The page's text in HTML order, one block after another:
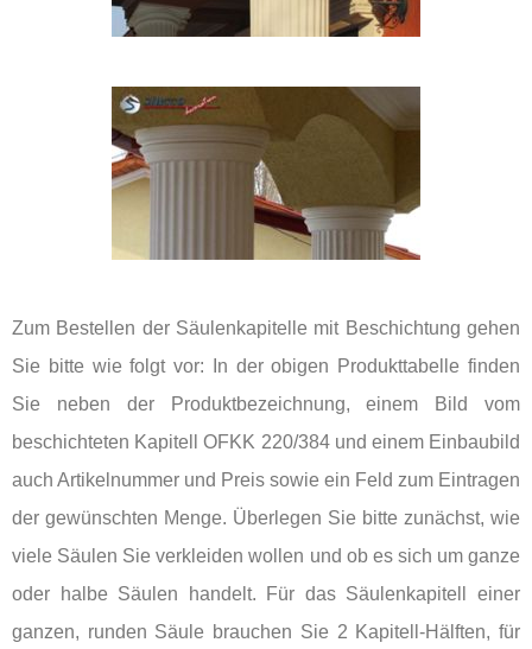
Zum Bestellen der Säulenkapitelle mit Beschichtung gehen
Sie bitte wie folgt vor: In der obigen Produkttabelle finden
Sie neben der Produktbezeichnung, einem Bild vom
beschichteten Kapitell OFKK 220/384 und einem Einbaubild
auch Artikelnummer und Preis sowie ein Feld zum Eintragen
der gewünschten Menge. Überlegen Sie bitte zunächst, wie
viele Säulen Sie verkleiden wollen und ob es sich um ganze
oder halbe Säulen handelt. Für das Säulenkapitell einer
ganzen, runden Säule brauchen Sie 2 Kapitell-Hälften, für